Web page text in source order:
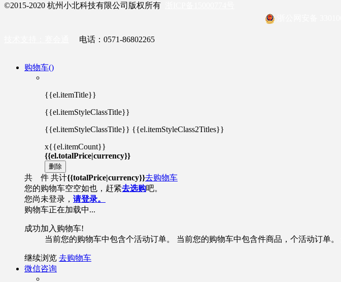
©2015-2020 杭州小北科技有限公司版权所有
电话：0571-86802265
购物车()
{{el.itemTitle}}
{{el.itemStyleClassTitle}}
{{el.itemStyleClassTitle}} {{el.itemStyleClass2Titles}}
x{{el.itemCount}}
{{el.totalPrice|currency}}
删除
共 件 共计{{totalPrice|currency}}去购物车
您的购物车空空如也，赶紧去选购吧。
您尚未登录， 请登录。
购物车正在加载中...
成功加入购物车!
当前您的购物车中包含个活动订单。 当前您的购物车中包含件商品， 个活动订单。
继续浏览 去购物车
微信咨询